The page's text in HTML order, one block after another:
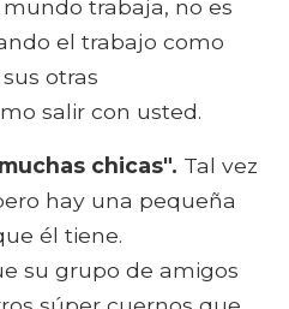
mundo trabaja, no es
el trabajo como
otras
salir con usted.
chicas". Tal vez
hay una pequeña
él tiene.
su grupo de amigos